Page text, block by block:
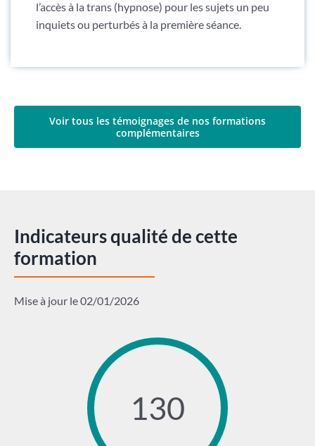
l’accès à la trans (hypnose) pour les sujets un peu
inquiets ou perturbés à la première séance.
Voir tous les témoignages de nos formations
complémentaires
Indicateurs qualité de cette
formation
Mise à jour le 02/01/2026
130